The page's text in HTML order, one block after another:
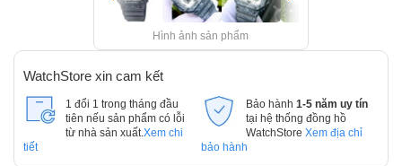
Hình ảnh sản phẩm
WatchStore xin cam kết
1 đổi 1 trong tháng đầu
tiên nếu sản phẩm có lỗi
từ nhà sản xuất. Xem chi
tiết
Bảo hành 1-5 năm uy tín
tại hệ thống đồng hồ
WatchStore Xem địa chỉ
bảo hành